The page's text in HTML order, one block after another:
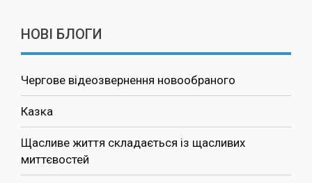
НОВІ БЛОГИ
Чергове відеозвернення новообраного
Казка
Щасливе життя складається із щасливих
миттєвостей